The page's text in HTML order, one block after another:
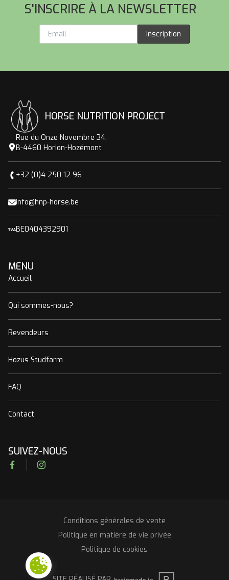
S'INSCRIRE À LA NEWSLETTER
Inscription
HORSE NUTRITION PROJECT
Rue du Onze Novembre 34,
B-4460 Horion-Hozémont
+32 (0)4 250 12 96
info@hnp-horse.be
BE0404392901
MENU
Accueil
Qui sommes-nous?
Revendeurs
Hozus Studfarm
FAQ
Contact
SUIVEZ-NOUS
FacebookInstagram
Conditions générales de vente
Politique en matière de vie privée
Politique de cookies